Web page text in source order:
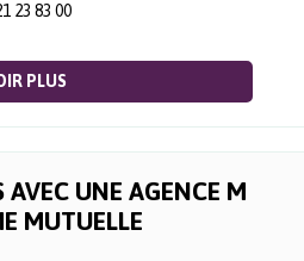
23 83 00
PLUS
AVEC UNE AGENCE M
MUTUELLE